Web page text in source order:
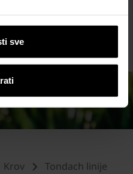
sveSAVJETOVANJE
Krov
Tondach linije